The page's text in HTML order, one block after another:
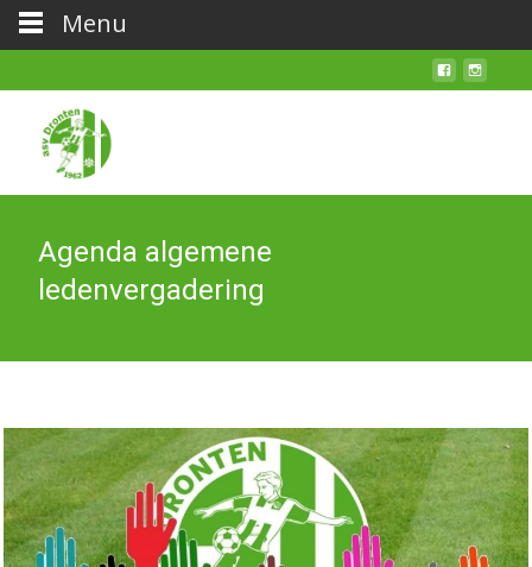
Agenda algemene
ledenvergadering
Menu